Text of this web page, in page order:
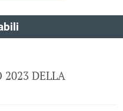
DELLA